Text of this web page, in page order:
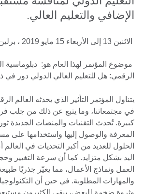
الإضافي والتعليم العالي.
الاثنين 13 إلى الأربعاء 15 مايو 2019 ، برلين ، ألمانيا
موضوع المؤتمر لهذا العام هو: دبلوماسية
الرقمي: هل للتعليم العالي الدولي دور في
يتناول المؤتمر التأثير الذي يحدثه العالم
في مجتمعاتنا، وما يتبع عن ذلك من جلب
كبيرة. تُحدث التقنيات والمنصات الجديدة
المعرفة والوصول إليها واستخدامها على
الحلول للعديد من أكبر التحديات في
اليد بشكل متزايد. كما أن سرعة التغيير
العمل ونماذج الأعمال، مما يغيّر جذريًا
والمهارات المطلوبة. في حين أن